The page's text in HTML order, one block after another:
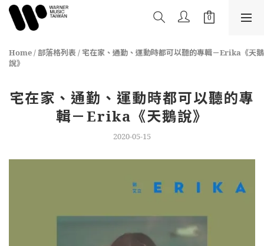
Home/ 部落格列表 / 宅在家、通勤、運動時都可以聽的專輯－Erika《天鵝
說》
宅在家、通勤、運動時都可以聽的專
輯－Erika《天鵝說》
2020-05-15